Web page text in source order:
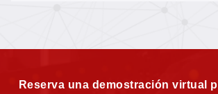
Reserva una demostración virtual